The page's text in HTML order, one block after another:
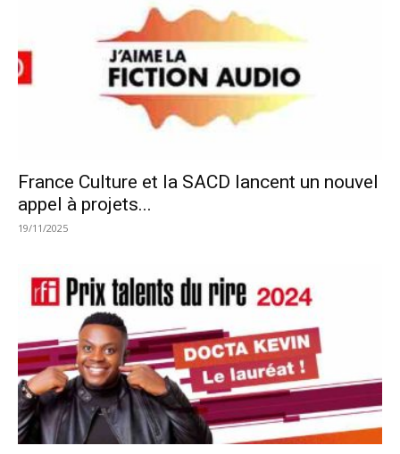
France Culture et la SACD lancent un nouvel
appel à projets...
19/11/2025